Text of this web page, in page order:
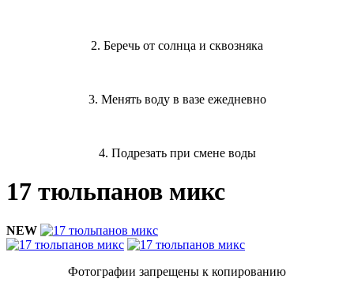
2. Беречь от солнца и сквозняка
3. Менять воду в вазе ежедневно
4. Подрезать при смене воды
17 тюльпанов микс
NEW
Фотографии запрещены к копированию